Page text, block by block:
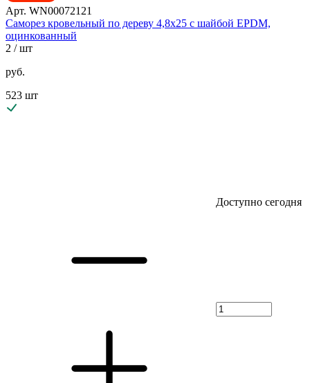
Арт. WN00072121
Саморез кровельный по дереву 4,8х25 с шайбой EPDM,
оцинкованный
2 / шт
руб.
523 шт
Доступно сегодня